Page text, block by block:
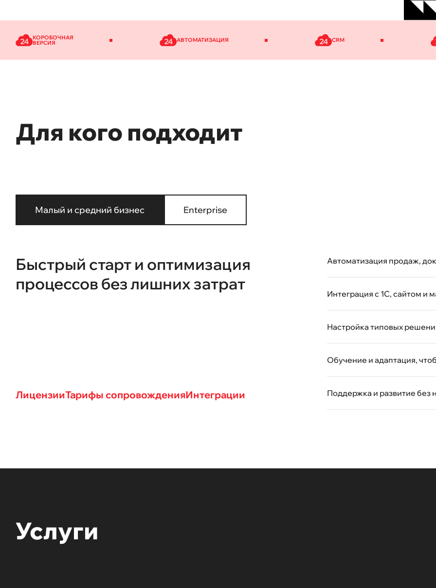
КОРОБОЧНАЯ
ВЕРСИЯ АВТОМАТИЗАЦИЯ CRM
Для кого подходит
Малый и средний бизнес Enterprise
Быстрый старт и оптимизация
процессов без лишних затрат
ЛицензииТарифы сопровожденияИнтеграции
Автоматизация продаж,
Интеграция с 1С, сайтом и
Настройка типовых
Обучение и адаптация,
Поддержка и развитие без
Услуги